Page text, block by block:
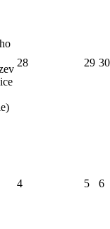
28 29 30
4 5 6